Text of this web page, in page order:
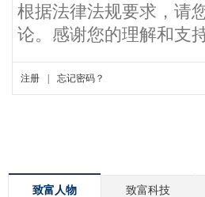
致富人物 致富科技